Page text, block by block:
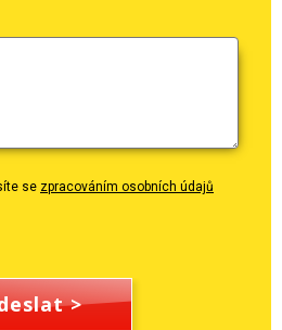
se zpracováním osobních údajů
>